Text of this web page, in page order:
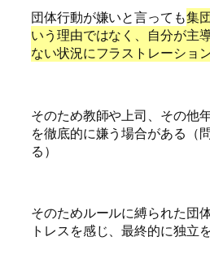
団体行動が嫌いと言っても集
いう理由ではなく、自分が主
ない状況にフラストレーショ
そのため教師や上司、その他
を徹底的に嫌う場合がある（
る）
そのためルールに縛られた団
トレスを感じ、最終的に独立